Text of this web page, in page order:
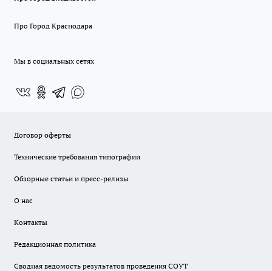
Про Город Краснодара
Мы в социальных сетях
Договор оферты
Технические требования типографии
Обзорные статьи и пресс-релизы
О нас
Контакты
Редакционная политика
Сводная ведомость результатов проведения СОУТ